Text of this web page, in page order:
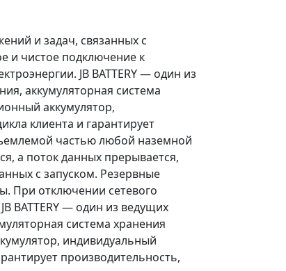
и задач, связанных с
и чистое подключение к
JB BATTERY — один из
аккумуляторная система
аккумулятор,
клиента и гарантирует
частью любой наземной
а поток данных прерывается,
с запуском. Резервные
При отключении сетевого
BATTERY — один из ведущих
система хранения
индивидуальный
производительность,